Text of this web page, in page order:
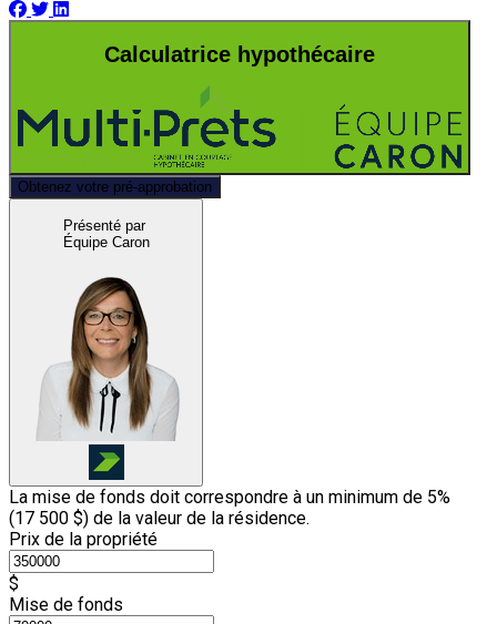
Calculatrice hypothécaire
Obtenez votre pré-approbation
Présenté par
Équipe Caron
La mise de fonds doit correspondre à un minimum de 5%
(17 500 $) de la valeur de la résidence.
Prix de la propriété
$
Mise de fonds